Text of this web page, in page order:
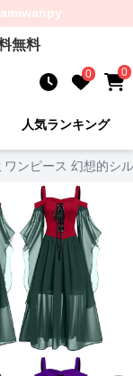
無料
0 0
人気ランキング
ワンピース 幻想的シ